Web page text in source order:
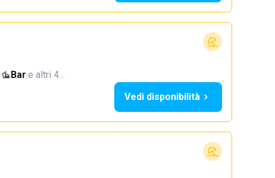
· Bar·e altri 4…
Vedi disponibilità